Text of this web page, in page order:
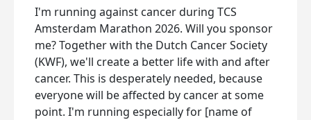
I'm running against cancer during TCS
Amsterdam Marathon 2026. Will you sponsor
me? Together with the Dutch Cancer Society
(KWF), we'll create a better life with and after
cancer. This is desperately needed, because
everyone will be affected by cancer at some
point. I'm running especially for [name of